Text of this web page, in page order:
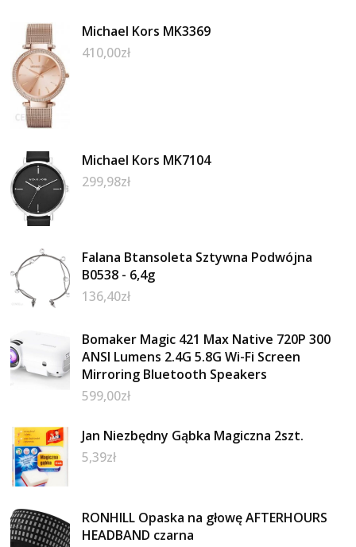
Michael Kors MK3369
410,00zł
Michael Kors MK7104
299,98zł
Falana Btansoleta Sztywna Podwójna
B0538 - 6,4g
136,40zł
Bomaker Magic 421 Max Native 720P 300
ANSI Lumens 2.4G 5.8G Wi-Fi Screen
Mirroring Bluetooth Speakers
599,00zł
Jan Niezbędny Gąbka Magiczna 2szt.
5,39zł
RONHILL Opaska na głowę AFTERHOURS
HEADBAND czarna